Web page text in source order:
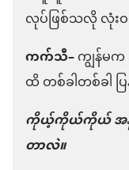
လုပ်ဖြစ်သလို လုံးဝ
ကက်သီ–ကျွန်မ
ထိ တစ်ခါတစ်ခါ ပ
ကိုယ့်ကိုယ်ကိုယ် အနာ
တာလဲ။